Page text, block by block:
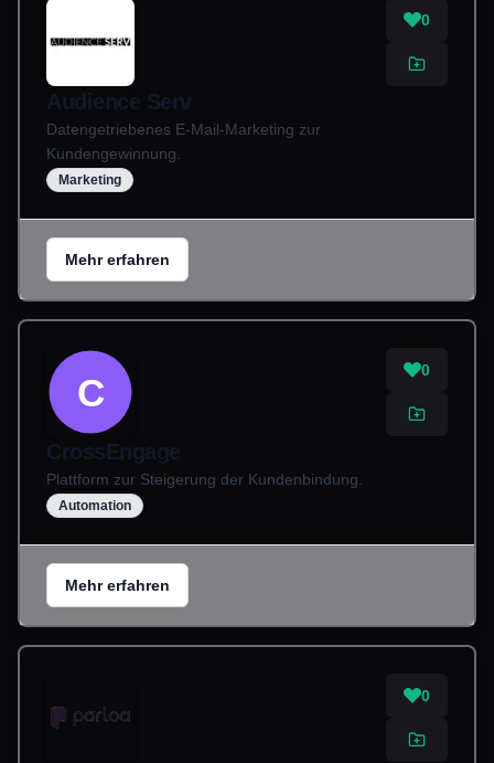
0
Audience Serv
Datengetriebenes E-Mail-Marketing zur
Kundengewinnung.
Marketing
Mehr erfahren
C
0
CrossEngage
Plattform zur Steigerung der Kundenbindung.
Automation
Mehr erfahren
0